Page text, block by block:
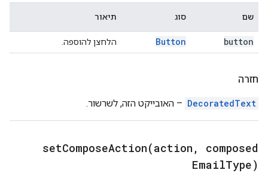
שם סוג תיאור
button
Button הלחצן להוספה.
חזרה
DecoratedText – האובייקט הזה, לשרשור.
setComposeAction(action ,
composed
EmailType)